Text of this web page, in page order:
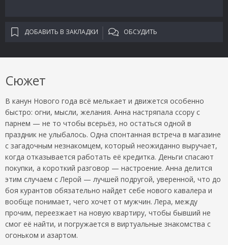
ДОБАВИТЬ В ЗАКЛАДКИ ОБСУДИТЬ
Сюжет
В канун Нового года всё мелькает и движется особенно
быстро: огни, мысли, желания. Анна настряпала ссору с
парнем — не то чтобы всерьёз, но остаться одной в
праздник не улыбалось. Одна спонтанная встреча в магазине
с загадочным незнакомцем, который неожиданно выручает,
когда отказывается работать её кредитка. Деньги спасают
покупки, а короткий разговор — настроение. Анна делится
этим случаем с Лерой — лучшей подругой, уверенной, что до
боя курантов обязательно найдет себе нового кавалера и
вообще понимает, чего хочет от мужчин. Лера, между
прочим, переезжает на новую квартиру, чтобы бывший не
смог её найти, и погружается в виртуальные знакомства с
огоньком и азартом.